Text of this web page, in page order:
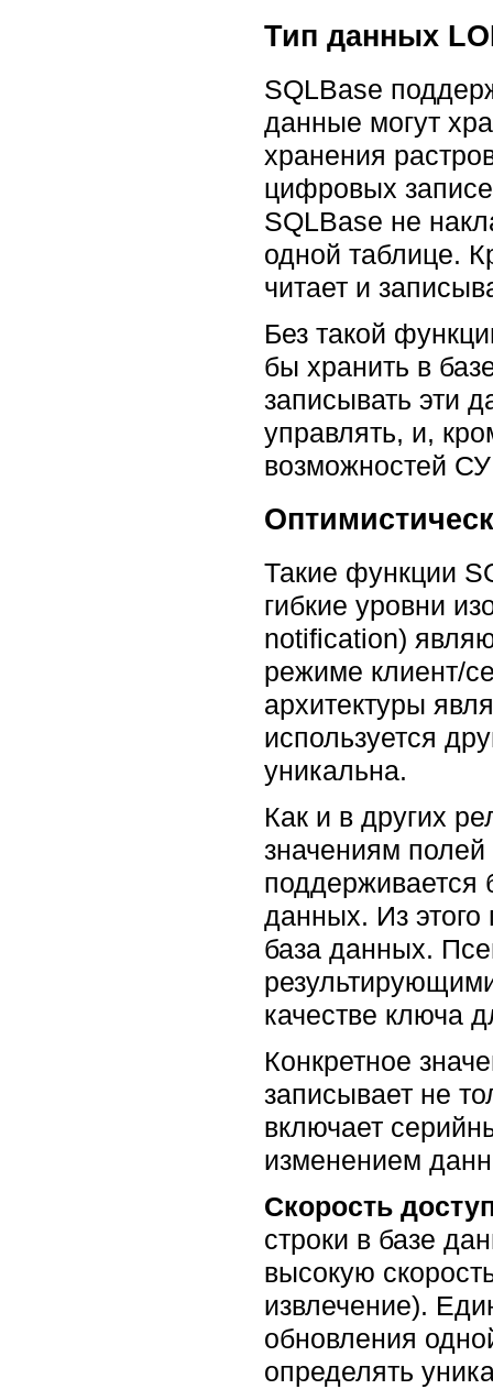
Тип данных
SQLBase
данные могут
хранения
цифровых
SQLBase не
одной таблице.
читает и
Без такой
бы хранить в
записывать эти
управлять, и,
возможностей
Такие функции
гибкие уровни
notification)
режиме клиент/
архитектуры
используется
уникальна.
Как и в других
значениям полей
поддерживается
данных. Из этого
база данных.
качестве ключа
Конкретное
записывает не
включает
изменением
Скорость
строки в базе
высокую
извлечение).
обновления
определять